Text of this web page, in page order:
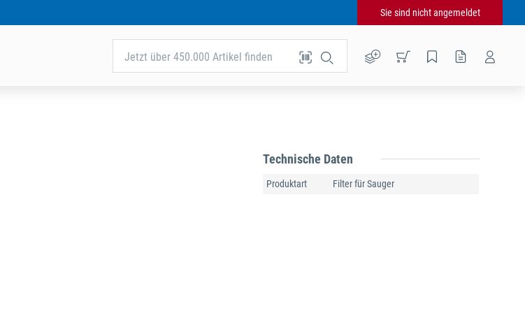
Sie sind nicht angemeldet
Jetzt über 450.000 Artikel finden
Technische Daten
Produktart Filter für Sauger